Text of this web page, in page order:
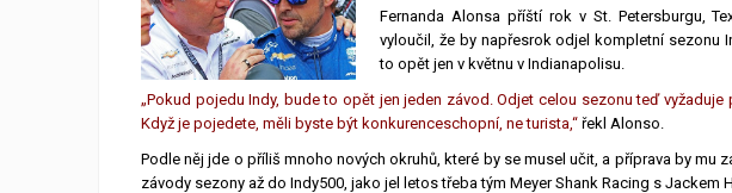
Fernanda Alonsa příští rok v St. Petersburgu,
vyloučil, že by napřesrok odjel kompletní sezonu
to opět jen v květnu v Indianapolisu.
„Pokud pojedu Indy, bude to opět jen jeden závod. Odjet celou sezonu teď
Když je pojedete, měli byste být konkurenceschopní, ne turista,“ řekl Alonso.
Podle něj jde o příliš mnoho nových okruhů, které by se musel učit, a příprava by mu
závody sezony až do Indy500, jako jel letos třeba tým Meyer Shank Racing s Jackem